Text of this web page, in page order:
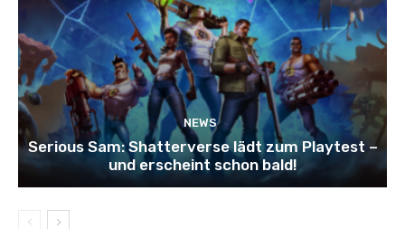
NEWS
Serious Sam: Shatterverse lädt zum Playtest –
und erscheint schon bald!